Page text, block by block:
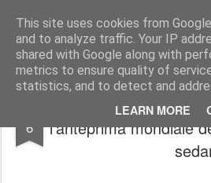
This site uses cookies from
and to analyze traffic. Your IP
shared with Google along with
metrics to ensure quality of
statistics, and to detect and
LEARN MORE
AutoMotoCorse. Motorsport
6
Fiat: all'Istanbul
l'anteprima mondiale